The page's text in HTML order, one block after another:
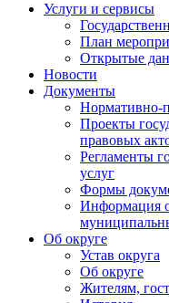
Услуги и сервисы
План
Открытые
Новости
Документы
Нормативно-
Проекты
правовых
Регламенты
услуг
Формы
Информация
Об округе
Устав округа
Об округе
Жителям,